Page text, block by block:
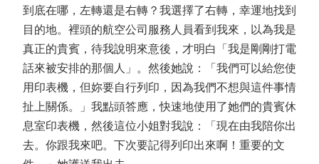
到底在哪，左轉還是右轉？我選擇了右轉，幸運地找到
目的地。裡頭的航空公司服務人員看到我來，以為我是
真正的貴賓，待我說明來意後，才明白「我是剛剛打電
話來被安排的那個人」。然後她說：「我們可以給您使
用印表機，但妳要自行列印，因為我們不想與這件事情
扯上關係。」我點頭答應，快速地使用了她們的貴賓休
息室印表機，然後這位小姐對我說：「現在由我陪你出
去。你跟我來吧。下次要記得列印出來啊！重要的文